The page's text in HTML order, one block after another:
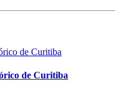
de Curitiba